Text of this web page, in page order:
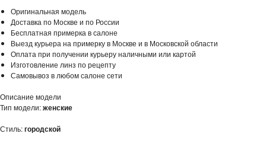
Оригинальная модель
Доставка по Москве и по России
Бесплатная примерка в салоне
Выезд курьера на примерку в Москве и в Московской области
Оплата при получении курьеру наличными или картой
Изготовление линз по рецепту
Самовывоз в любом салоне сети
Описание модели
Тип модели:женские
Стиль:городской